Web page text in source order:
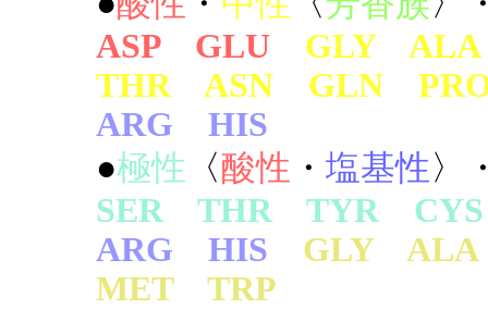
ASP GLU
GLY
THR ASN GLN
ARG HIS
●極性 〈酸性 ・ 塩基性 〉
SER THR TYR
ARG HIS
GLY
MET TRP